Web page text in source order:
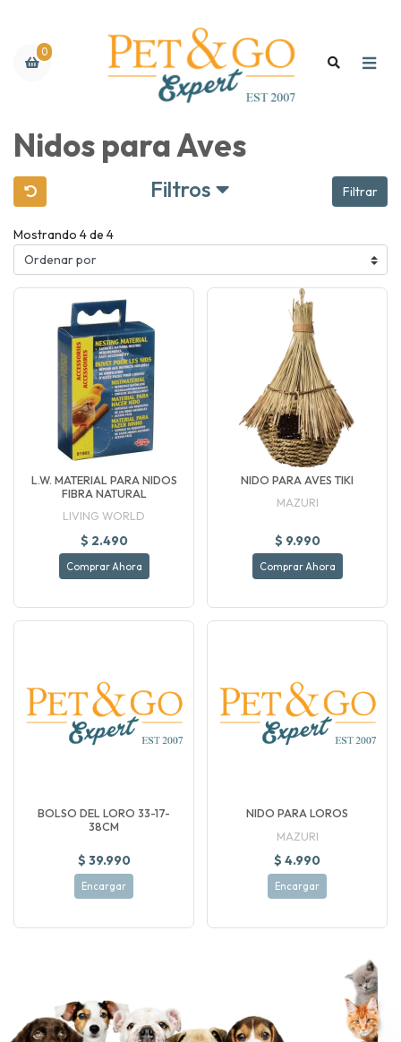
0
Nidos para Aves
Filtros Filtrar
Mostrando 4 de 4
L.W. MATERIAL PARA NIDOS
FIBRA NATURAL
LIVING WORLD
$ 2.490
Comprar Ahora
NIDO PARA AVES TIKI
MAZURI
$ 9.990
Comprar Ahora
BOLSO DEL LORO 33-17-
38CM
$ 39.990
Encargar
NIDO PARA LOROS
MAZURI
$ 4.990
Encargar